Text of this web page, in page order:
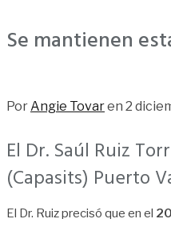
Se mantienen
PorAngie Tovaren 2
El Dr. Saúl Ruiz
(Capasits) Puerto
El Dr. Ruiz precisó que en el